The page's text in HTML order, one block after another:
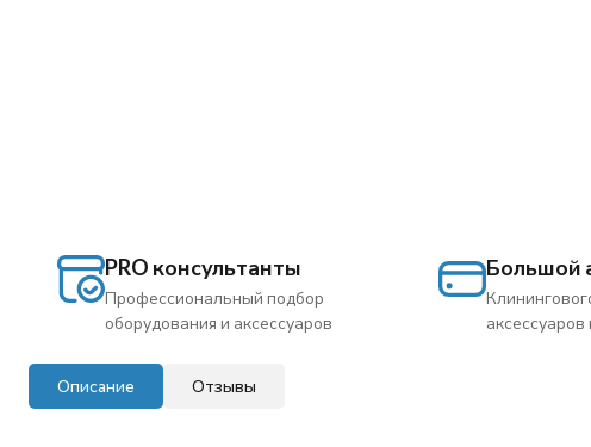
PRO консультанты
Профессиональный подбор
оборудования и аксессуаров
Большой
аксессуаров
Описание Отзывы